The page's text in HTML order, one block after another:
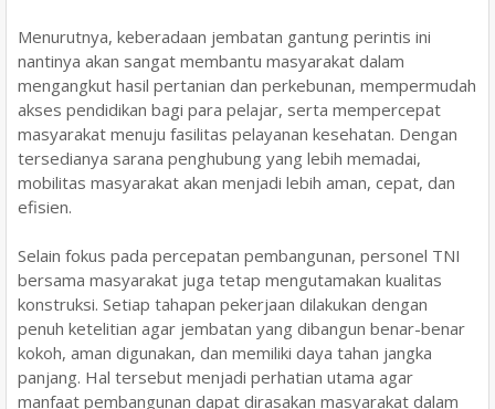
Menurutnya, keberadaan jembatan gantung perintis ini
nantinya akan sangat membantu masyarakat dalam
mengangkut hasil pertanian dan perkebunan, mempermudah
akses pendidikan bagi para pelajar, serta mempercepat
masyarakat menuju fasilitas pelayanan kesehatan. Dengan
tersedianya sarana penghubung yang lebih memadai,
mobilitas masyarakat akan menjadi lebih aman, cepat, dan
efisien.
Selain fokus pada percepatan pembangunan, personel TNI
bersama masyarakat juga tetap mengutamakan kualitas
konstruksi. Setiap tahapan pekerjaan dilakukan dengan
penuh ketelitian agar jembatan yang dibangun benar-benar
kokoh, aman digunakan, dan memiliki daya tahan jangka
panjang. Hal tersebut menjadi perhatian utama agar
manfaat pembangunan dapat dirasakan masyarakat dalam